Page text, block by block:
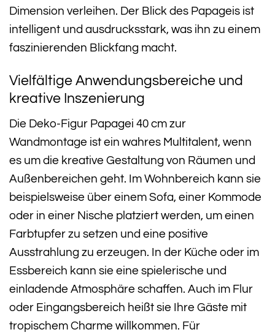
Dimension verleihen. Der Blick des Papageis ist
intelligent und ausdrucksstark, was ihn zu einem
faszinierenden Blickfang macht.
Vielfältige Anwendungsbereiche und
kreative Inszenierung
Die Deko-Figur Papagei 40 cm zur
Wandmontage ist ein wahres Multitalent, wenn
es um die kreative Gestaltung von Räumen und
Außenbereichen geht. Im Wohnbereich kann sie
beispielsweise über einem Sofa, einer Kommode
oder in einer Nische platziert werden, um einen
Farbtupfer zu setzen und eine positive
Ausstrahlung zu erzeugen. In der Küche oder im
Essbereich kann sie eine spielerische und
einladende Atmosphäre schaffen. Auch im Flur
oder Eingangsbereich heißt sie Ihre Gäste mit
tropischem Charme willkommen. Für